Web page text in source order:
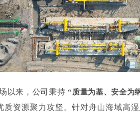
以来，公司秉持 “质量为基、安全为
质资源聚力攻坚。针对舟山海域高